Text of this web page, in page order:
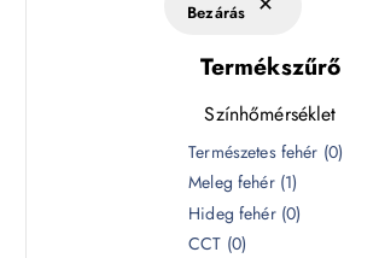
Bezárás
Termékszűrő
Színhőmérséklet
Természetes fehér (0)
Meleg fehér (1)
Hideg fehér (0)
CCT (0)